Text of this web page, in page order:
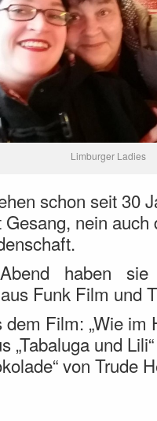
Limburger Ladies
schon seit 30
nein
haben
Funk Film und
Film: „Wie im
„Tabaluga und
von Trude